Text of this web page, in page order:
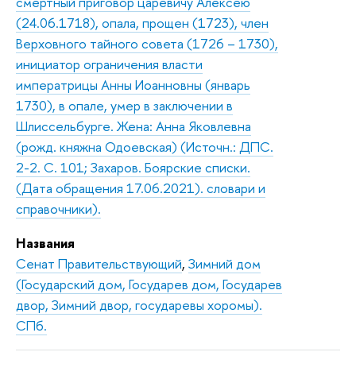
(24.06.1718), опала, прощен (1723), член
Верховного тайного совета (1726 – 1730),
инициатор ограничения власти
императрицы Анны Иоанновны (январь
1730), в опале, умер в заключении в
Шлиссельбурге. Жена: Анна Яковлевна
(рожд. княжна Одоевская) (Источн.: ДПС.
2-2. С. 101; Захаров. Боярские списки.
(Дата обращения 17.06.2021). словари и
справочники).
Названия
Сенат Правительствующий, Зимний дом
(Государский дом, Государев дом, Государев
двор, Зимний двор, государевы хоромы).
СПб.